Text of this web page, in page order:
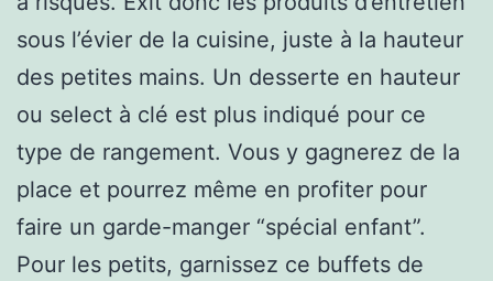
sous l’évier de la cuisine, juste à la hauteur
des petites mains. Un desserte en hauteur
ou select à clé est plus indiqué pour ce
type de rangement. Vous y gagnerez de la
place et pourrez même en profiter pour
faire un garde-manger “spécial enfant”.
Pour les petits, garnissez ce buffets de